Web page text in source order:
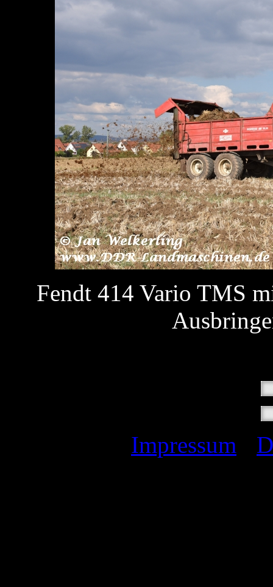
Fendt 414 Vario TMS
Impressum